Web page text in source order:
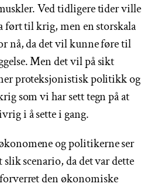
Ved tidligere tider ville
ført til krig, men en storskala
nå, da det vil kunne føre til
Men det vil på sikt
proteksjonistisk politikk og
som vi har sett tegn på at
i å sette i gang.
og politikerne ser
slik scenario, da det var dette
den økonomiske